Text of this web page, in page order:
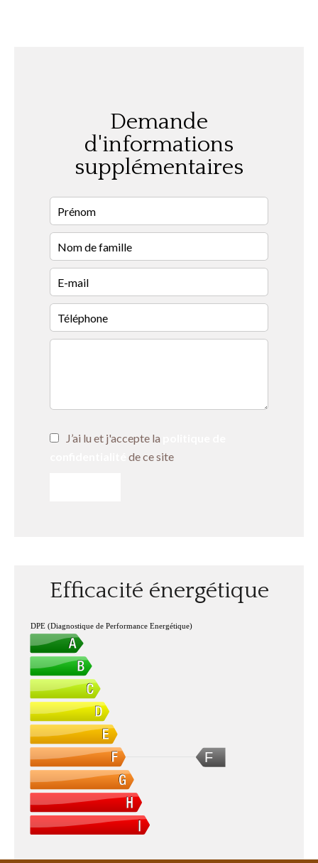
Demande
d'informations
supplémentaires
J’ai lu et j'accepte la
de ce site
Efficacité énergétique
F
DPE (Diagnostique de Performance Energétique)